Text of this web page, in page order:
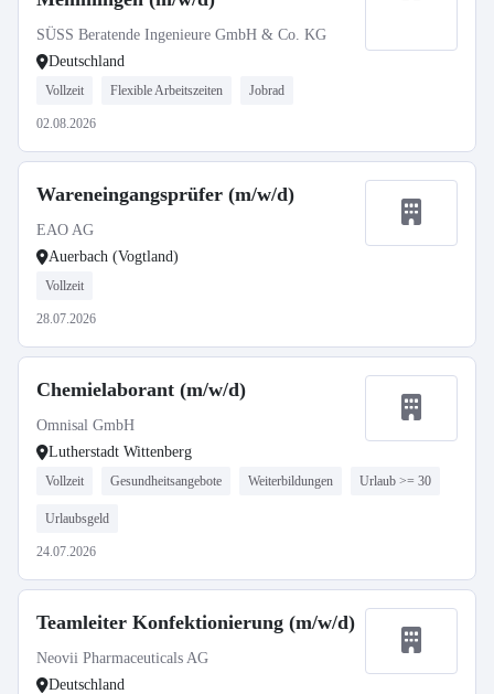
SÜSS Beratende Ingenieure GmbH & Co. KG
Deutschland
Vollzeit Flexible Arbeitszeiten Jobrad
02.08.2026
Wareneingangsprüfer (m/w/d)
EAO AG
Auerbach (Vogtland)
Vollzeit
28.07.2026
Chemielaborant (m/w/d)
Omnisal GmbH
Lutherstadt Wittenberg
Vollzeit Gesundheitsangebote Weiterbildungen Urlaub >= 30
Urlaubsgeld
24.07.2026
Teamleiter Konfektionierung (m/w/d)
Neovii Pharmaceuticals AG
Deutschland